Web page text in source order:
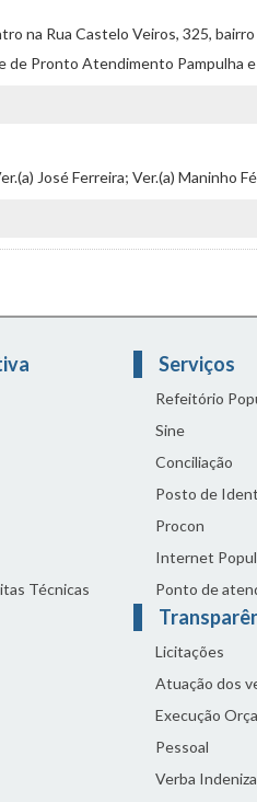
na Rua Castelo Veiros, 325,
de Pronto Atendimento Pampulha
José Ferreira; Ver.(a) Maninho
Técnicas
Serviços
Refeitório
Sine
Conciliação
Posto de
Procon
Internet
Ponto de
Licitações
Atuação dos
Execução
Pessoal
Verba